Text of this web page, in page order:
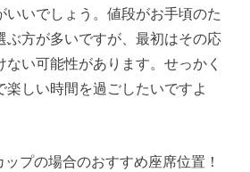
いいでしょう。値段がお手頃のた
ぶ方が多いですが、最初はその応
い可能性があります。せっかく
楽しい時間を過ごしたいですよ
プの場合のおすすめ座席位置！